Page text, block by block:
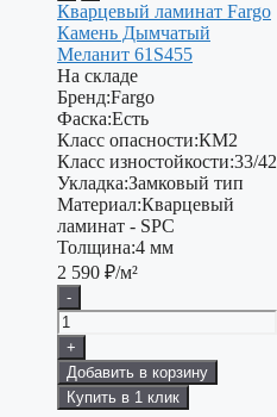
Кварцевый ламинат Fargo
Камень Дымчатый
Меланит 61S455
На складе
Бренд:Fargo
Фаска:Есть
Класс опасности:КМ2
Класс изностойкости:33/42
Укладка:Замковый тип
Материал:Кварцевый
ламинат - SPC
Толщина:4 мм
2 590 ₽/м²
-
+
Добавить в корзину
Купить в 1 клик